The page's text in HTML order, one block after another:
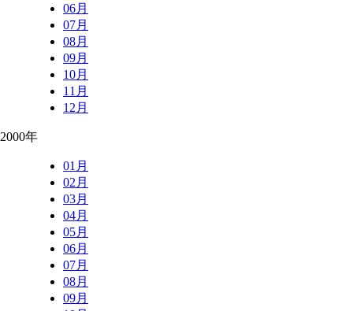
06月
07月
08月
09月
10月
11月
12月
2000年
01月
02月
03月
04月
05月
06月
07月
08月
09月